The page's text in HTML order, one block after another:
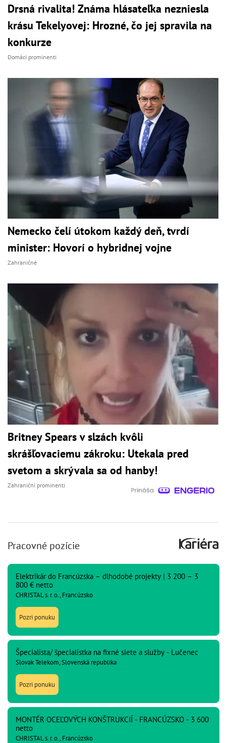
Drsná rivalita! Známa hlásateľka nezniesla
krásu Tekelyovej: Hrozné, čo jej spravila na
konkurze
Domáci prominenti
Nemecko čelí útokom každý deň, tvrdí
minister: Hovorí o hybridnej vojne
Zahraničné
Britney Spears v slzách kvôli
skrášľovaciemu zákroku: Utekala pred
svetom a skrývala sa od hanby!
Zahraniční prominenti
Pracovné pozície
Elektrikár do Francúzska – dlhodobé projekty | 3 200 – 3
800 € netto
CHRISTAL s. r. o., Francúzsko
Pozri ponuku
Špecialista/ špecialistka na fixné siete a služby - Lučenec
Slovak Telekom, Slovenská republika
Pozri ponuku
MONTÉR OCEĽOVÝCH KONŠTRUKCIÍ - FRANCÚZSKO - 3 600
netto
CHRISTAL s. r. o., Francúzsko